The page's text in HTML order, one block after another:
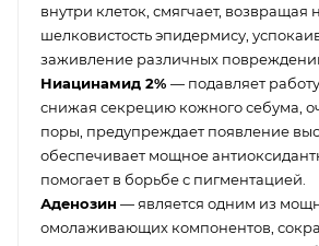
внутри клеток, смягчает, возвращая
шелковистость эпидермису,
заживление различных
Ниацинамид 2% — подавляет
снижая секрецию кожного себума,
поры, предупреждает появление
обеспечивает мощное
помогает в борьбе с пигментацией.
Аденозин — является одним из
омолаживающих компонентов,